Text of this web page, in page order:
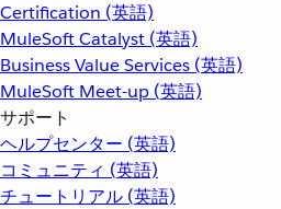
Certification (英語)
MuleSoft Catalyst (英語)
Business Value Services (英語)
MuleSoft Meet-up (英語)
サポート
ヘルプセンター (英語)
コミュニティ (英語)
チュートリアル (英語)